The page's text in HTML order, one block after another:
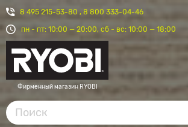
8 495 215-53-80 , 8 800 333-04-46
пн - пт: 10:00 — 20:00, сб - вс: 10:00 — 18:00
Фирменный магазин RYOBI